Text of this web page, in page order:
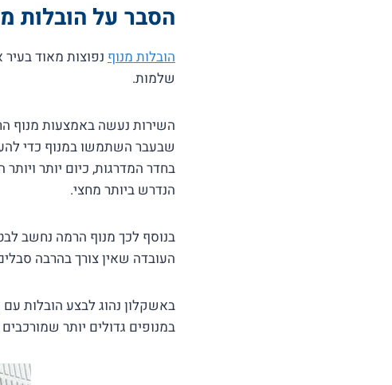
הסבר על הובלות
הובלות מנוף נפוצות מאוד
שלמות.
השירות נעשה באמצעות מנוף
שבעבר השתמשו במנוף כדי
בחדר המדרגות, כיום יותר
הנדרש ביותר מחצי.
בנוסף לכך מנוף הרמה נחשב
העובדה שאין צורך בהרבה
באשקלון נהוג לבצע הובלות
במנופים גדולים יותר